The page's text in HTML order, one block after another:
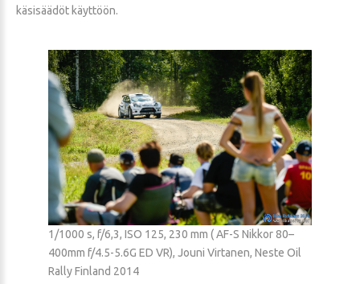
käsisäädöt käyttöön.
1/1000 s, f/6,3, ISO 125, 230 mm ( AF-S Nikkor 80–
400mm f/4.5-5.6G ED VR), Jouni Virtanen, Neste Oil
Rally Finland 2014